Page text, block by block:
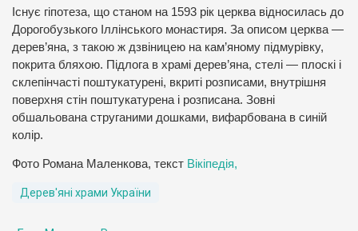
Існує гіпотеза, що станом на 1593 рік церква відносилась до
Дорогобузького Іллінського монастиря. За описом церква —
дерев’яна, з такою ж дзвіницею на кам’яному підмурівку,
покрита бляхою. Підлога в храмі дерев’яна, стелі — плоскі і
склепінчасті поштукатурені, вкриті розписами, внутрішня
поверхня стін поштукатурена і розписана. Зовні
обшальована струганими дошками, вифарбована в синій
колір.
Фото Романа Маленкова, текст Вікіпедія,
Дерев'яні храми України